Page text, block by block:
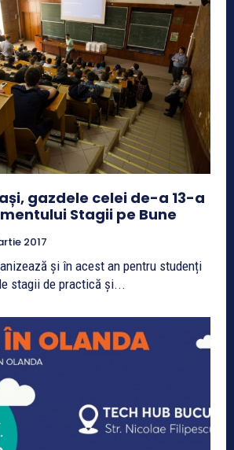
gazdele celei de-a 13-a
Stagii pe Bune
2017
și în acest an pentru studenți
stagii de practică și...